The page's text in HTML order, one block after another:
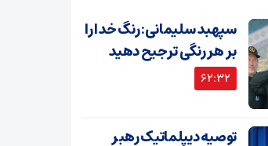
سپهبد سلیمانی: رنگ خدا را
بر هر رنگی ترجیح دهید
62:32
توصیه دیپلماتیک رهبر